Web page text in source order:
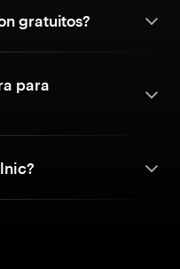
gratuitos?
para